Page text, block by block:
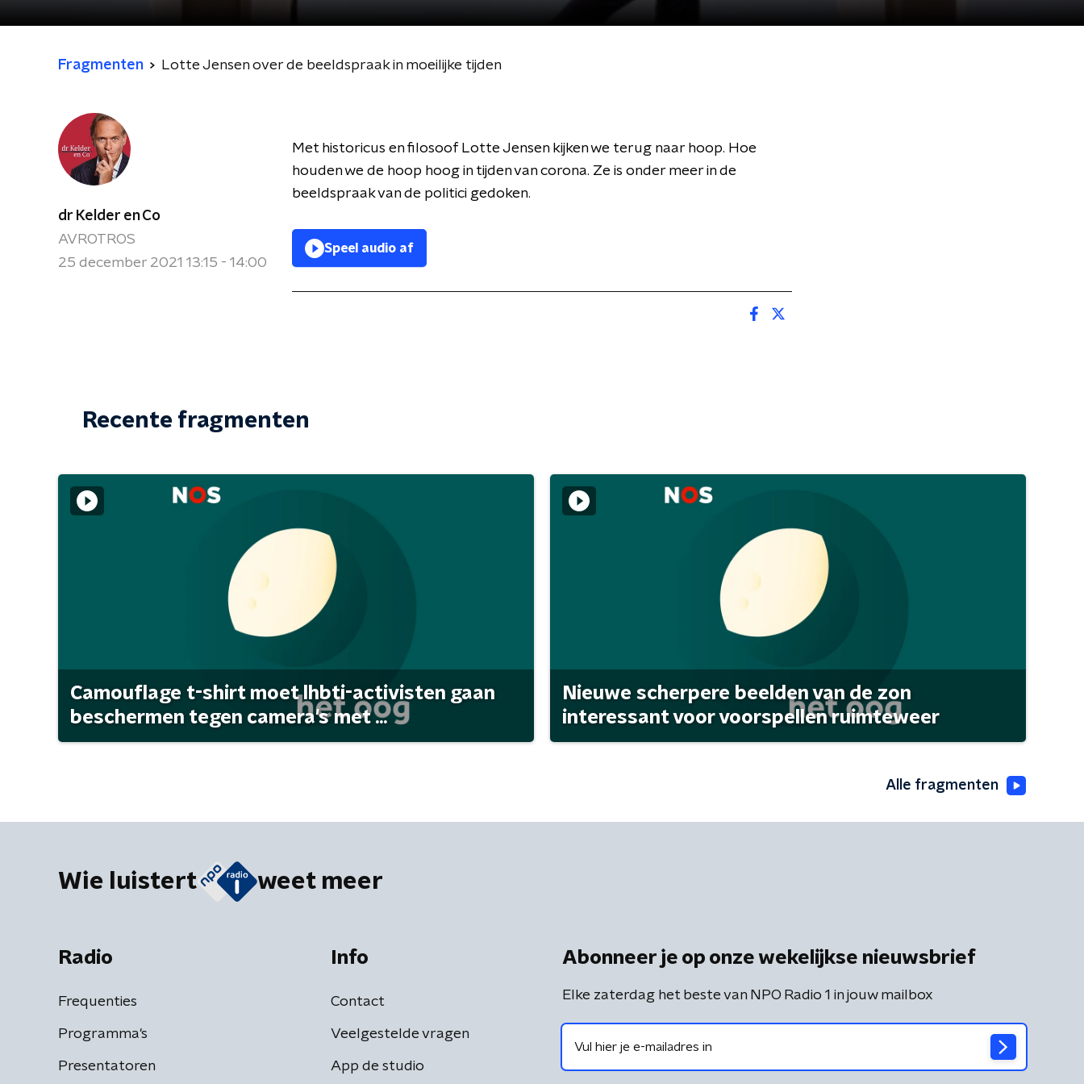
Fragmenten Lotte Jensen over de beeldspraak in moeilijke tijden
dr Kelder en Co
AVROTROS
25 december 2021 13:15 - 14:00
Met historicus en filosoof Lotte Jensen kijken we terug naar hoop. Hoe
houden we de hoop hoog in tijden van corona. Ze is onder meer in de
beeldspraak van de politici gedoken.
Speel audio af
Recente fragmenten
Camouflage t-shirt moet lhbti-activisten gaan
beschermen tegen camera's met ...
Nieuwe scherpere beelden van de zon
interessant voor voorspellen ruimteweer
Alle fragmenten
Wie luistert weet meer
Radio
Frequenties
Programma's
Presentatoren
Info
Contact
Veelgestelde vragen
App de studio
Abonneer je op onze wekelijkse nieuwsbrief
Elke zaterdag het beste van NPO Radio 1 in jouw mailbox